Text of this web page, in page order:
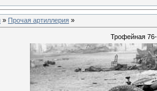
» Прочая артиллерия »
Трофейная